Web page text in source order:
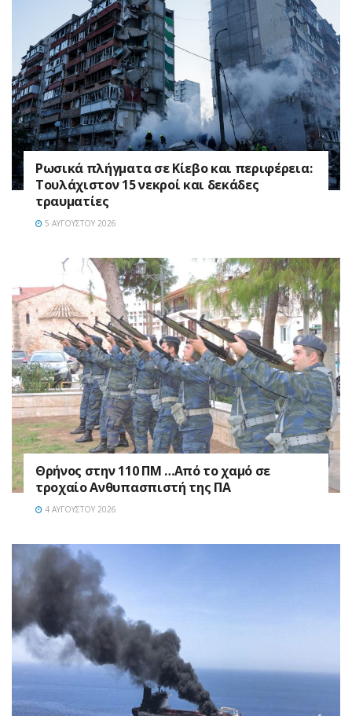
Ρωσικά πλήγματα σε Κίεβο και περιφέρεια:
Τουλάχιστον 15 νεκροί και δεκάδες
τραυματίες
5 ΑΥΓΟΎΣΤΟΥ 2026
Θρήνος στην 110 ΠΜ …Από το χαμό σε
τροχαίο Ανθυπασπιστή της ΠΑ
4 ΑΥΓΟΎΣΤΟΥ 2026